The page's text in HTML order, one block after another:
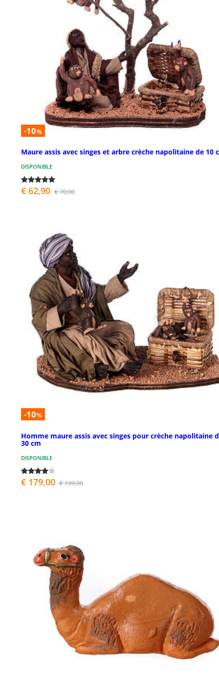
-10%
Maure assis avec singes et arbre crèche napolitaine de 10
DISPONIBLE
€ 62,90 € 70,00
-10%
Homme maure assis avec singes pour crèche napolitaine
30 cm
DISPONIBLE
€ 179,00 € 199,00